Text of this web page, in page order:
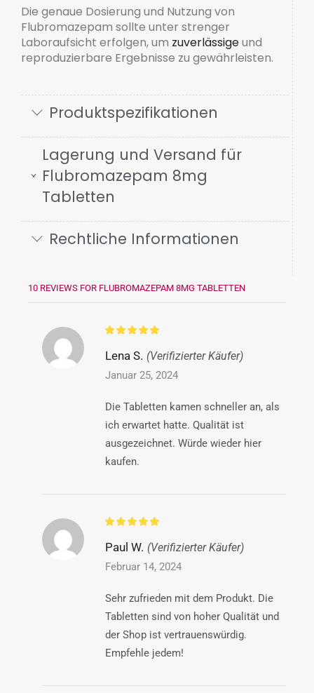
Die genaue Dosierung und Nutzung von
Flubromazepam sollte unter strenger
Laboraufsicht erfolgen, um zuverlässigeund
reproduzierbare Ergebnisse zu gewährleisten.
Produktspezifikationen
Lagerung und Versand für
Flubromazepam 8mg
Tabletten
Rechtliche Informationen
10 REVIEWS FOR FLUBROMAZEPAM 8MG TABLETTEN
Lena S. (Verifizierter Käufer)
Januar 25, 2024
Die Tabletten kamen schneller an, als
ich erwartet hatte. Qualität ist
ausgezeichnet. Würde wieder hier
kaufen.
Paul W. (Verifizierter Käufer)
Februar 14, 2024
Sehr zufrieden mit dem Produkt. Die
Tabletten sind von hoher Qualität und
der Shop ist vertrauenswürdig.
Empfehle jedem!